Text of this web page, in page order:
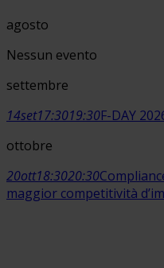
agosto
Nessun evento
settembre
14set17:3019:30F-DAY
ottobre
20ott18:3020:30
maggior competitività